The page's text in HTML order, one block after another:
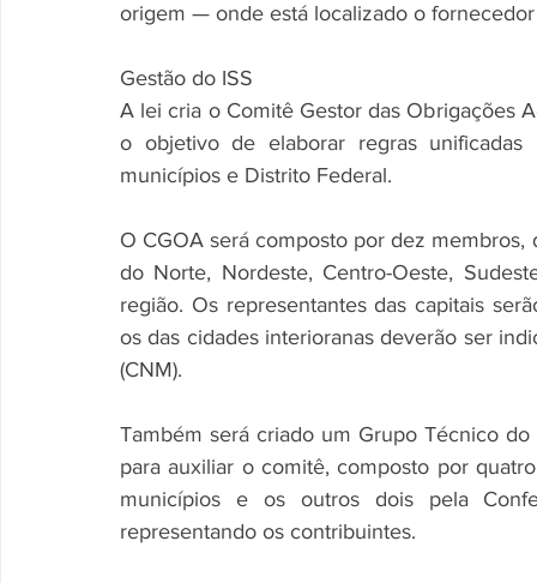
origem — onde está localizado o
Gestão do ISS
A lei cria o Comitê Gestor das Obrigações
o objetivo de elaborar regras unificadas
municípios e Distrito Federal.
O CGOA será composto por dez
do Norte, Nordeste, Centro-Oeste,
região. Os representantes das capitais
os das cidades interioranas deverão ser
(CNM).
Também será criado um Grupo Técnico
para auxiliar o comitê, composto por
municípios e os outros dois pela
representando os contribuintes.